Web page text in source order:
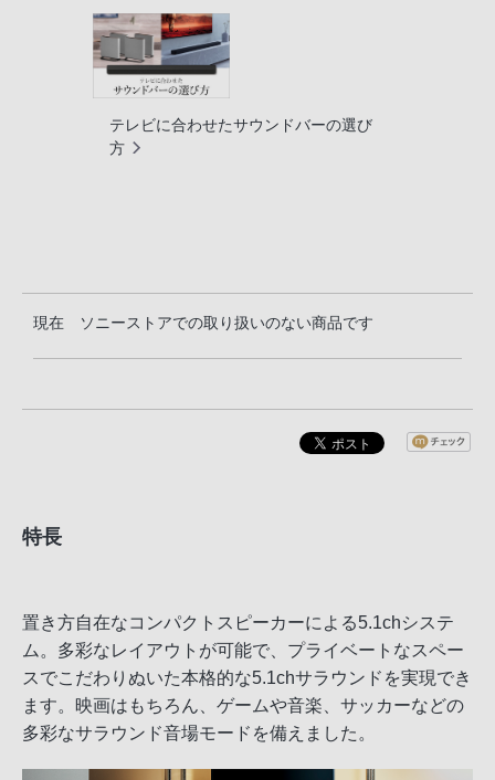
テレビに合わせたサウンドバーの選び
方
現在 ソニーストアでの取り扱いのない商品です
特長
置き方自在なコンパクトスピーカーによる5.1chシステ
ム。多彩なレイアウトが可能で、プライベートなスペー
スでこだわりぬいた本格的な5.1chサラウンドを実現でき
ます。映画はもちろん、ゲームや音楽、サッカーなどの
多彩なサラウンド音場モードを備えました。